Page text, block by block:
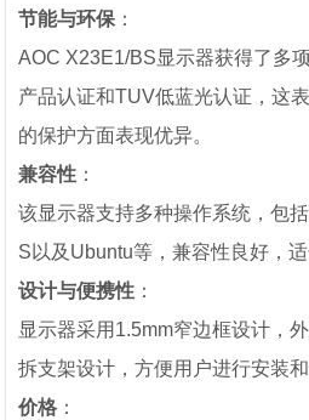
节能与环保 ：
AOC X23E1/BS显示器获得了多
产品认证和TUV低蓝光认证，这
的保护方面表现优异。
兼容性 ：
该显示器支持多种操作系统，包
S以及Ubuntu等，兼容性良好，
设计与便携性 ：
显示器采用1.5mm窄边框设计，
拆支架设计，方便用户进行安装和
价格 ：